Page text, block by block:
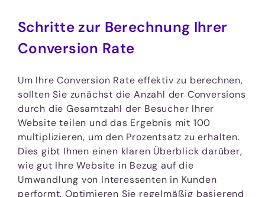
Schritte zur Berechnung Ihrer
Conversion Rate
Um Ihre Conversion Rate effektiv zu berechnen,
sollten Sie zunächst die Anzahl der Conversions
durch die Gesamtzahl der Besucher Ihrer
Website teilen und das Ergebnis mit 100
multiplizieren, um den Prozentsatz zu erhalten.
Dies gibt Ihnen einen klaren Überblick darüber,
wie gut Ihre Website in Bezug auf die
Umwandlung von Interessenten in Kunden
performt. Optimieren Sie regelmäßig basierend